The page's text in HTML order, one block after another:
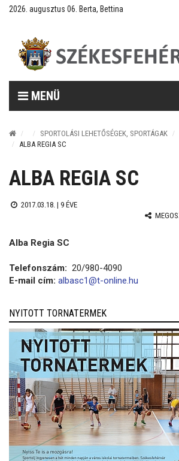
2026. augusztus 06. Berta, Bettina
MENÜ
SPORTOLÁSI LEHETŐSÉGEK, SPORTÁGAK
ALBA REGIA SC
ALBA REGIA SC
2017.03.18. | 9 ÉVE
Alba Regia SC
Telefonszám: 20/980-4090
E-mail cím: albasc1@t-online.hu
NYITOTT TORNATERMEK